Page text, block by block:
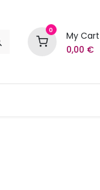
0
My Cart
0,00 €